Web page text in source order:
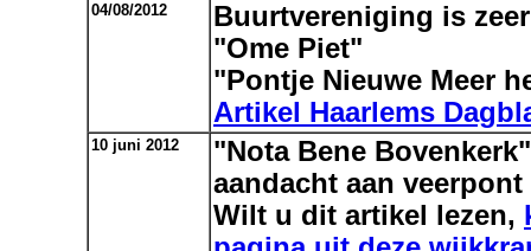
04/08/2012
Buurtvereniging is
"Ome Piet"
"Pontje Nieuwe Meer
Artikel Haarlems
10 juni 2012
"Nota Bene
aandacht aan veerpont
Wilt u dit artikel lezen,